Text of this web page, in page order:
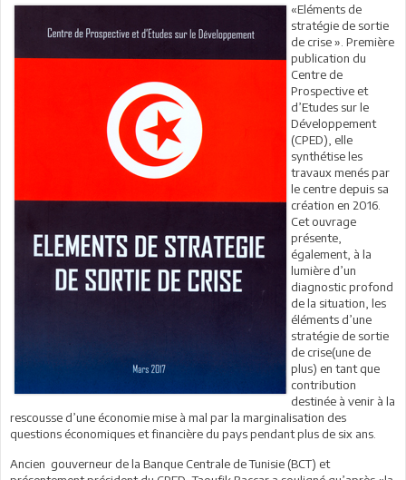
«Eléments de
stratégie de sortie
de crise ». Première
publication du
Centre de
Prospective et
d’Etudes sur le
Développement
(CPED), elle
synthétise les
travaux menés par
le centre depuis sa
création en 2016.
Cet ouvrage
présente,
également, à la
lumière d’un
diagnostic profond
de la situation, les
éléments d’une
stratégie de sortie
de crise(une de
plus) en tant que
contribution
destinée à venir à la
rescousse d’une économie mise à mal par la marginalisation des
questions économiques et financière du pays pendant plus de six ans.
Ancien gouverneur de la Banque Centrale de Tunisie (BCT) et